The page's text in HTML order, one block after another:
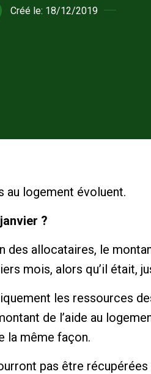
Créé le: 18/12/2019
au logement évoluent.
?
des allocataires, le
mois, alors qu’il était,
les ressources
de l’aide au
la même façon.
pas être